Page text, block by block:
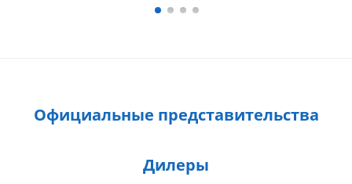
Официальные представительства
Дилеры